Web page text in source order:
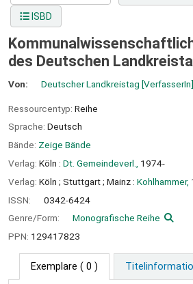
ISBD
des Deutschen
Von: Deutscher Landkreistag [VerfasserIn]
Ressourcentyp: Reihe
Sprache: Deutsch
Bände: Zeige Bände
Verlag: Köln : Dt. Gemeindeverl.,
1974-
Verlag: Köln ; Stuttgart ; Mainz : Kohlhammer,
ISSN:
0342-6424
Genre/Form:
Monografische Reihe
PPN: 129417823
Exemplare ( 0 )